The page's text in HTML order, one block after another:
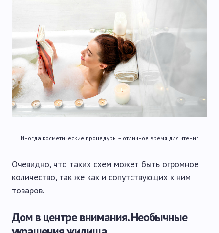
Иногда косметические процедуры – отличное время для чтения
Очевидно, что таких схем может быть огромное
количество, так же как и сопутствующих к ним
товаров.
Дом в центре внимания. Необычные